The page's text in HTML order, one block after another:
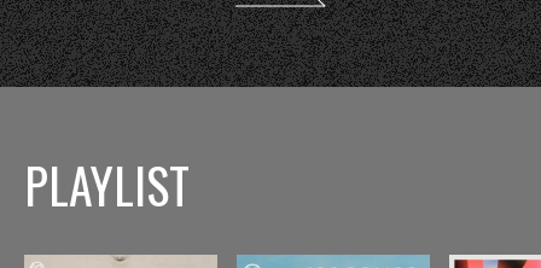
PLAYLIST